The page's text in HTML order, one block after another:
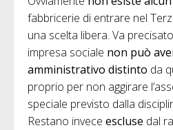
fabbricerie di entrare nel
una scelta libera. Va
impresa sociale non può
amministrativo distinto da
proprio per non aggirare
speciale previsto dalla
Restano invece escluse dal